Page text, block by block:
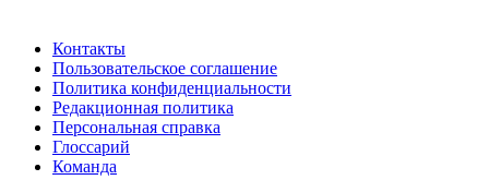
Контакты
Пользовательское соглашение
Политика конфиденциальности
Редакционная политика
Персональная справка
Глоссарий
Команда